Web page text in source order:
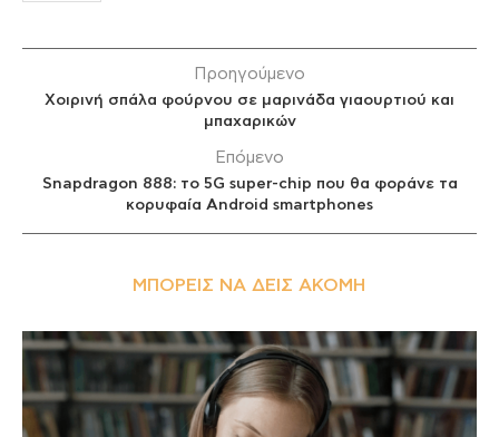
Προηγούμενο
Xοιρινή σπάλα φούρνου σε μαρινάδα γιαουρτιού και
μπαχαρικών
Επόμενο
Snapdragon 888: το 5G super-chip που θα φοράνε τα
κορυφαία Android smartphones
ΜΠΟΡΕΊΣ ΝΑ ΔΕΙΣ ΑΚΌΜΗ